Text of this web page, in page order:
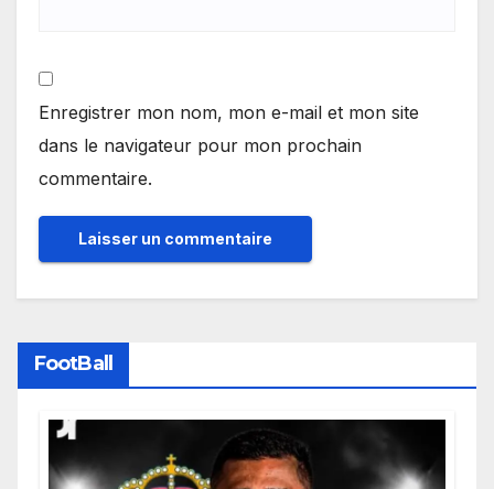
Enregistrer mon nom, mon e-mail et mon site
dans le navigateur pour mon prochain
commentaire.
FootBall